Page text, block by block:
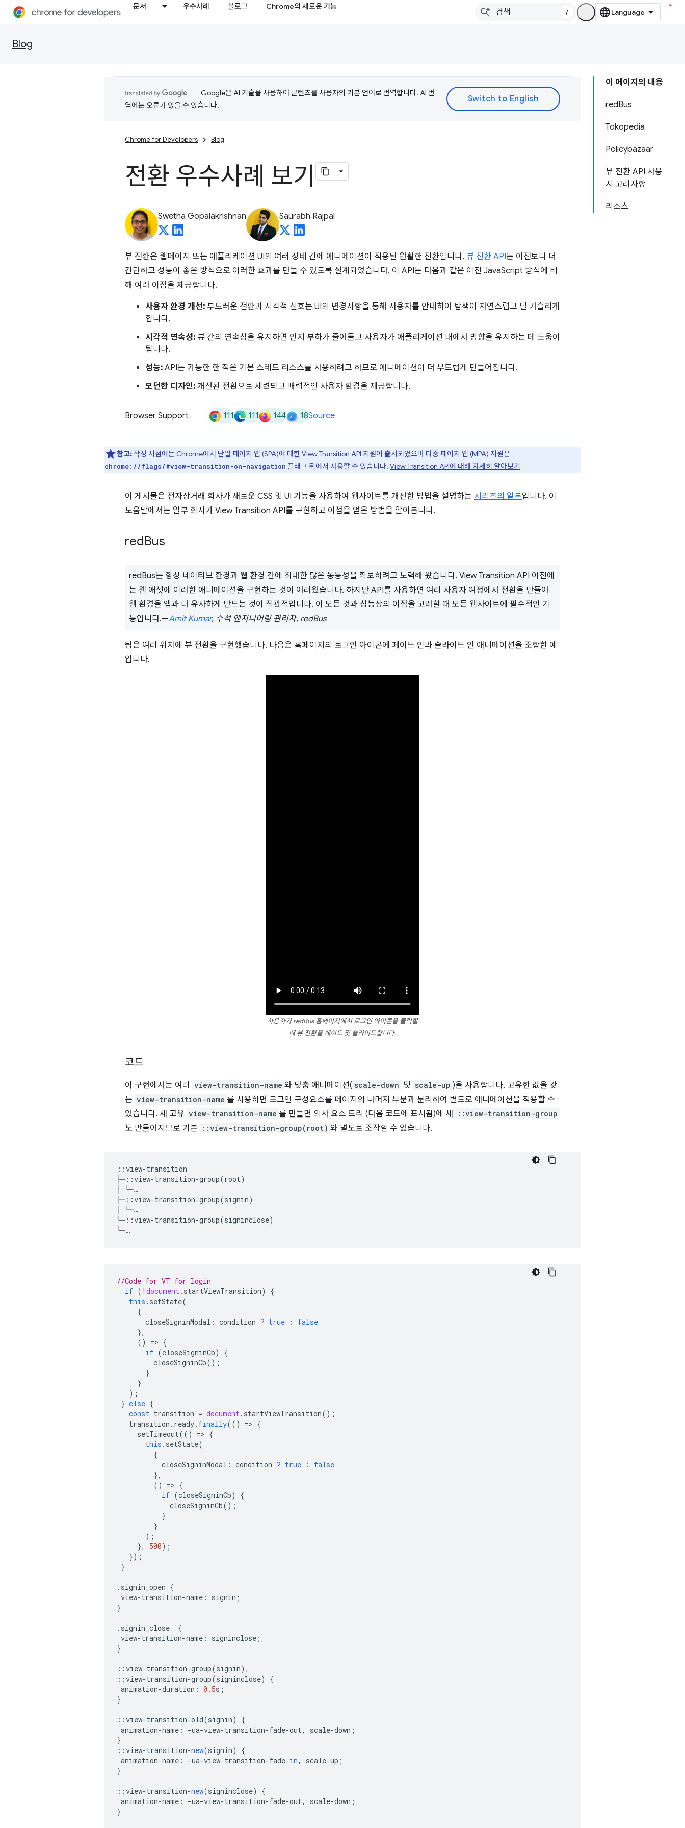
문서 우수사례 블로그 Chrome의 새로운 기능
/
Blog
이 페이지의 내용
redBus
Tokopedia
Policybazaar
뷰 전환 API 사용
시 고려사항
리소스
Google은 AI 기술을 사용하여 콘텐츠를 사용자의 기본 언어로 번역합니다. AI 번
역에는 오류가 있을 수 있습니다.
Chrome for Developers Blog
전환 우수사례 보기
Swetha Gopalakrishnan Saurabh Rajpal
뷰 전환은 웹페이지 또는 애플리케이션 UI의 여러 상태 간에 애니메이션이 적용된 원활한 전환입니다. 뷰 전환 API는 이전보다 더
간단하고 성능이 좋은 방식으로 이러한 효과를 만들 수 있도록 설계되었습니다. 이 API는 다음과 같은 이전 JavaScript 방식에 비
해 여러 이점을 제공합니다.
사용자 환경 개선: 부드러운 전환과 시각적 신호는 UI의 변경사항을 통해 사용자를 안내하여 탐색이 자연스럽고 덜 거슬리게
합니다.
시각적 연속성: 뷰 간의 연속성을 유지하면 인지 부하가 줄어들고 사용자가 애플리케이션 내에서 방향을 유지하는 데 도움이
됩니다.
성능: API는 가능한 한 적은 기본 스레드 리소스를 사용하려고 하므로 애니메이션이 더 부드럽게 만들어집니다.
모던한 디자인: 개선된 전환으로 세련되고 매력적인 사용자 환경을 제공합니다.
Browser Support 111 111 144 18Source
참고:작성 시점에는 Chrome에서 단일 페이지 앱 (SPA)에 대한 View Transition API 지원이 출시되었으며 다중 페이지 앱 (MPA) 지원은
chrome://flags/#view-transition-on-navigation 플래그 뒤에서 사용할 수 있습니다. View Transition API에 대해 자세히 알아보기
이 게시물은 전자상거래 회사가 새로운 CSS 및 UI 기능을 사용하여 웹사이트를 개선한 방법을 설명하는 시리즈의 일부입니다. 이
도움말에서는 일부 회사가 View Transition API를 구현하고 이점을 얻은 방법을 알아봅니다.
redBus
redBus는 항상 네이티브 환경과 웹 환경 간에 최대한 많은 동등성을 확보하려고 노력해 왔습니다. View Transition API 이전에
는 웹 애셋에 이러한 애니메이션을 구현하는 것이 어려웠습니다. 하지만 API를 사용하면 여러 사용자 여정에서 전환을 만들어
웹 환경을 앱과 더 유사하게 만드는 것이 직관적입니다. 이 모든 것과 성능상의 이점을 고려할 때 모든 웹사이트에 필수적인 기
능입니다.—Amit Kumar, 수석 엔지니어링 관리자, redBus
팀은 여러 위치에 뷰 전환을 구현했습니다. 다음은 홈페이지의 로그인 아이콘에 페이드 인과 슬라이드 인 애니메이션을 조합한 예
입니다.
사용자가 redBus 홈페이지에서 로그인 아이콘을 클릭할
때 뷰 전환을 페이드 및 슬라이드합니다.
코드
이 구현에서는 여러 view-transition-name 와 맞춤 애니메이션( scale-down 및 scale-up )을 사용합니다. 고유한 값을 갖
는 view-transition-name 를 사용하면 로그인 구성요소를 페이지의 나머지 부분과 분리하여 별도로 애니메이션을 적용할 수
있습니다. 새 고유 view-transition-name 를 만들면 의사 요소 트리 (다음 코드에 표시됨)에 새 ::view-transition-group
도 만들어지므로 기본 ::view-transition-group(root) 와 별도로 조작할 수 있습니다.
::view-transition
├─::view-transition-group(root)
│ └─…
├─::view-transition-group(signin)
│ └─…
└─::view-transition-group(signinclose)
//Code for VT for login
if ( ! document . startViewTransition)
{
this . setState(
{
closeSigninModal : condition ? true :
false
},
()
=> {
if (closeSigninCb)
{
closeSigninCb();
}
}
);
} else {
const transition = document . startViewTransition();
transition . ready. finally(() => {
setTimeout(() => {
this . setState(
{
closeSigninModal : condition ? true :
false
},
()
=> {
if (closeSigninCb)
{
closeSigninCb();
}
}
);
},
500);
});
}
. signin_open {
view-transition-name : signin ;
}
. signin_close
{
view-transition-name : signinclose ;
}
::view-transition-group(signin),
::view-transition-group(signinclose)
{
animation-duration : 0.5s ;
}
::view-transition-old(signin)
{
animation-name : -ua-view-transition-fade-out, scale-down ;
}
::view-transition-new(signin)
{
animation-name : -ua-view-transition-fade-in, scale-up ;
}
::view-transition-new(signinclose)
{
animation-name : -ua-view-transition-fade-out, scale-down ;
}